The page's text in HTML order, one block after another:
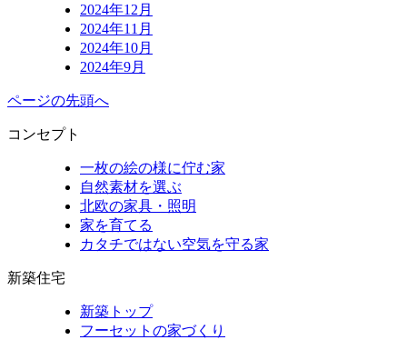
2024年12月
2024年11月
2024年10月
2024年9月
ページの先頭へ
コンセプト
一枚の絵の様に佇む家
自然素材を選ぶ
北欧の家具・照明
家を育てる
カタチではない空気を守る家
新築住宅
新築トップ
フーセットの家づくり